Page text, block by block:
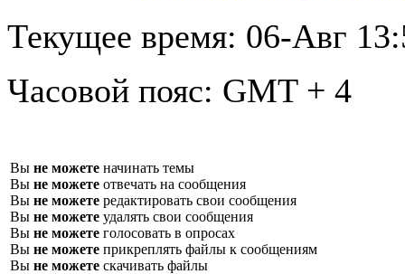
Текущее время: 06-Авг
Часовой пояс: GMT + 4
Вы не можете начинать темы
Вы не можете отвечать на сообщения
Вы не можете редактировать свои сообщения
Вы не можете удалять свои сообщения
Вы не можете голосовать в опросах
Вы не можете прикреплять файлы к сообщениям
Вы не можете скачивать файлы